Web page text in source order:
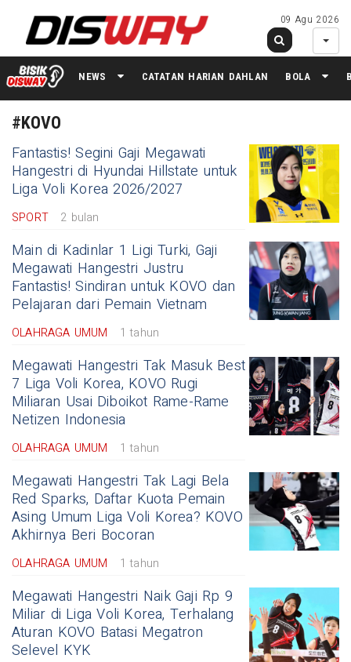
09 Agu 2026
NEWS CATATAN HARIAN DAHLAN BOLA
#KOVO
Fantastis! Segini Gaji Megawati
Hangestri di Hyundai Hillstate untuk
Liga Voli Korea 2026/2027
SPORT 2 bulan
Main di Kadinlar 1 Ligi Turki, Gaji
Megawati Hangestri Justru
Fantastis! Sindiran untuk KOVO dan
Pelajaran dari Pemain Vietnam
OLAHRAGA UMUM 1 tahun
Megawati Hangestri Tak Masuk Best
7 Liga Voli Korea, KOVO Rugi
Miliaran Usai Diboikot Rame-Rame
Netizen Indonesia
OLAHRAGA UMUM 1 tahun
Megawati Hangestri Tak Lagi Bela
Red Sparks, Daftar Kuota Pemain
Asing Umum Liga Voli Korea? KOVO
Akhirnya Beri Bocoran
OLAHRAGA UMUM 1 tahun
Megawati Hangestri Naik Gaji Rp 9
Miliar di Liga Voli Korea, Terhalang
Aturan KOVO Batasi Megatron
Selevel KYK